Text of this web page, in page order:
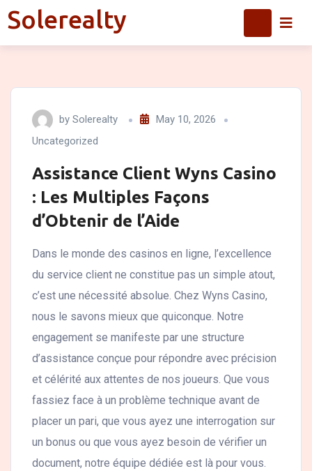
Skip
to
Solerealty
Solerealty
by Solerealty
May 10, 2026
Uncategorized
Assistance Client Wyns Casino
: Les Multiples Façons
d’Obtenir de l’Aide
Dans le monde des casinos en ligne, l’excellence
du service client ne constitue pas un simple atout,
c’est une nécessité absolue. Chez Wyns Casino,
nous le savons mieux que quiconque. Notre
engagement se manifeste par une structure
d’assistance conçue pour répondre avec précision
et célérité aux attentes de nos joueurs. Que vous
fassiez face à un problème technique avant de
placer un pari, que vous ayez une interrogation sur
un bonus ou que vous ayez besoin de vérifier un
document, notre équipe dédiée est là pour vous.